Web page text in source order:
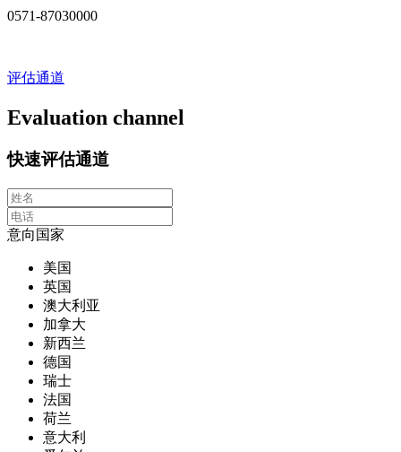
0571-87030000
评估通道
Evaluation channel
快速评估通道
意向国家
美国
英国
澳大利亚
加拿大
新西兰
德国
瑞士
法国
荷兰
意大利